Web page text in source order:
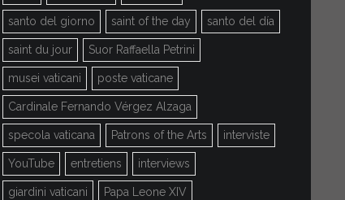
santo del giorno saint of the day santo del día
saint du jour Suor Raffaella Petrini
musei vaticani poste vaticane
Cardinale Fernando Vérgez Alzaga
specola vaticana Patrons of the Arts interviste
YouTube entretiens interviews
giardini vaticani Papa Leone XIV